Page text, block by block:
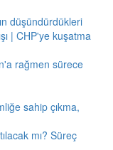
düşündürdükleri
| CHP'ye kuşatma
rağmen sürece
sahip çıkma,
mı? Süreç